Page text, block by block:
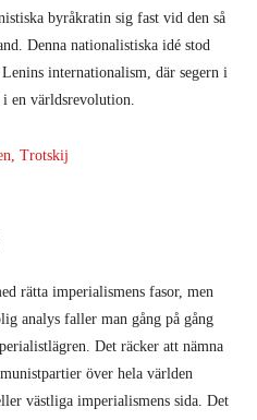
byråkratin sig fast vid den så
Denna nationalistiska idé stod
internationalism, där segern i
en världsrevolution.
Trotskij
rätta imperialismens fasor, men
analys faller man gång på gång
Det räcker att nämna
över hela världen
västliga imperialismens sida. Det